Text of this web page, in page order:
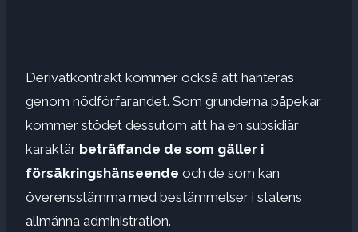
Derivatkontrakt kommer också att hanteras
genom nödförfarandet. Som grunderna påpekar
kommer stödet dessutom att ha en subsidiär
karaktär beträffande de som gäller i
försäkringshänseende och de som kan
överensstämma med bestämmelser i statens
allmänna administration.